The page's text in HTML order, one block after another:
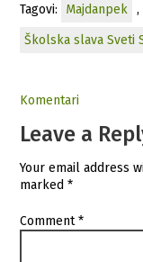
Tagovi: Majdanpek ,
Školska slava Sveti
Komentari
Leave a
Your email address
marked*
Comment*